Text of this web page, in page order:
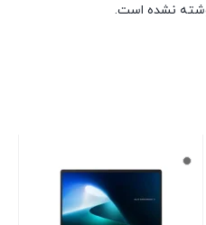
نشده است.